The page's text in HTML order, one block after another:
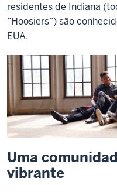
residentes de Indiana
“Hoosiers”) são
EUA.
Uma
vibrante